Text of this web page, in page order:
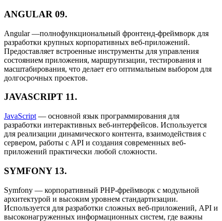
ANGULAR 09.
Angular —полнофункциональный фронтенд-фреймворк для
разработки крупных корпоративных веб-приложений.
Предоставляет встроенные инструменты для управления
состоянием приложения, маршрутизации, тестирования и
масштабирования, что делает его оптимальным выбором для
долгосрочных проектов.
JAVASCRIPT 11.
JavaScript — основной язык программирования для
разработки интерактивных веб-интерфейсов. Используется
для реализации динамического контента, взаимодействия с
сервером, работы с API и создания современных веб-
приложений практически любой сложности.
SYMFONY 13.
Symfony — корпоративный PHP-фреймворк с модульной
архитектурой и высоким уровнем стандартизации.
Используется для разработки сложных веб-приложений, API и
высоконагруженных информационных систем, где важны